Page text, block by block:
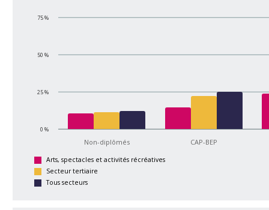
Non-diplômés CAP-BEP
0 %
25 %
50 %
75 %
Arts, spectacles et activités récréatives
Secteur tertiaire
Tous secteurs